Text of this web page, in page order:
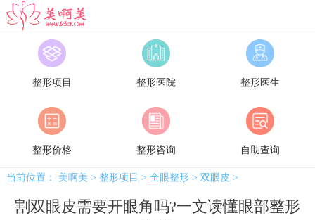
美啊美
整形项目 整形医院 整形医生
整形价格 整形咨询 自助查询
当前位置： 美啊美 > 整形项目 > 全眼整形> 双眼皮 >
割双眼皮需要开眼角吗?一文读懂眼部整形